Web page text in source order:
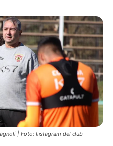
| Foto: Instagram del club